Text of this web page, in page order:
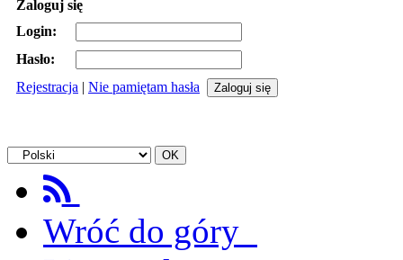
Zaloguj się
Login:
Hasło:
Rejestracja | Nie pamiętam hasła
Wróć do góry